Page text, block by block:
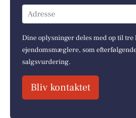
Adresse
Dine oplysninger deles med op til tre
ejendomsmæglere, som
salgsvurdering.
Bliv kontaktet